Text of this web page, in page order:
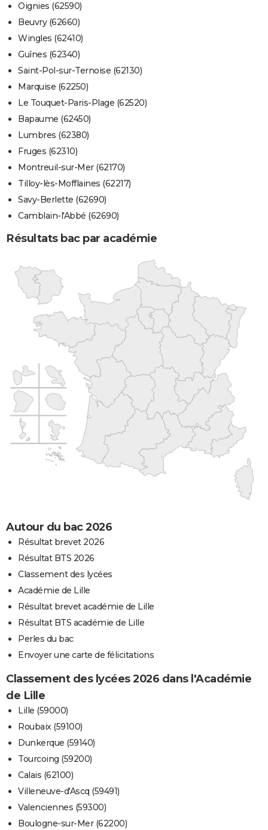
Oignies (62590)
Beuvry (62660)
Wingles (62410)
Guînes (62340)
Saint-Pol-sur-Ternoise (62130)
Marquise (62250)
Le Touquet-Paris-Plage (62520)
Bapaume (62450)
Lumbres (62380)
Fruges (62310)
Montreuil-sur-Mer (62170)
Tilloy-lès-Mofflaines (62217)
Savy-Berlette (62690)
Camblain-l'Abbé (62690)
Résultats bac par académie
Autour du bac 2026
Résultat brevet 2026
Résultat BTS 2026
Classement des lycées
Académie de Lille
Résultat brevet académie de Lille
Résultat BTS académie de Lille
Perles du bac
Envoyer une carte de félicitations
Classement des lycées 2026 dans l'Académie
de Lille
Lille (59000)
Roubaix (59100)
Dunkerque (59140)
Tourcoing (59200)
Calais (62100)
Villeneuve-d'Ascq (59491)
Valenciennes (59300)
Boulogne-sur-Mer (62200)